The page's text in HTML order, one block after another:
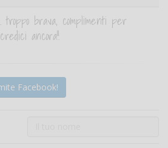
troppo brava, complimenti per
ancora!!
Facebook!